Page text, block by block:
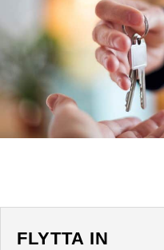
FLYTTA IN